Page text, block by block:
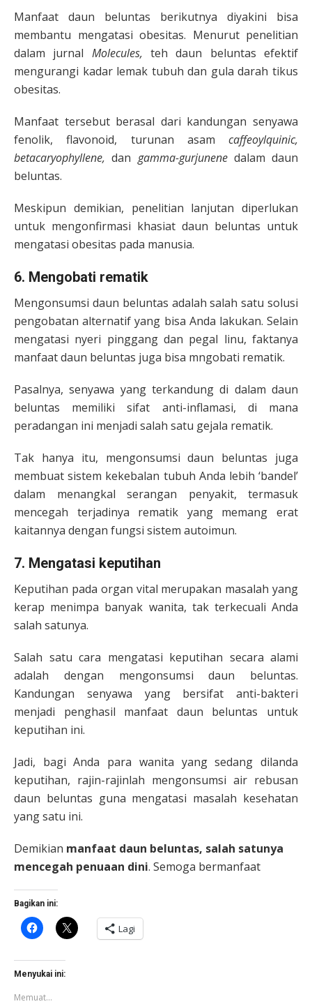
Manfaat daun beluntas berikutnya diyakini bisa
membantu mengatasi obesitas. Menurut penelitian
dalam jurnal Molecules,teh daun beluntas efektif
mengurangi kadar lemak tubuh dan gula darah tikus
obesitas.
Manfaat tersebut berasal dari kandungan senyawa
fenolik, flavonoid, turunan asam caffeoylquinic,
betacaryophyllene,dan gamma-gurjunene dalam daun
beluntas.
Meskipun demikian, penelitian lanjutan diperlukan
untuk mengonfirmasi khasiat daun beluntas untuk
mengatasi obesitas pada manusia.
6. Mengobati rematik
Mengonsumsi daun beluntas adalah salah satu solusi
pengobatan alternatif yang bisa Anda lakukan. Selain
mengatasi nyeri pinggang dan pegal linu, faktanya
manfaat daun beluntas juga bisa mngobati rematik.
Pasalnya, senyawa yang terkandung di dalam daun
beluntas memiliki sifat anti-inflamasi, di mana
peradangan ini menjadi salah satu gejala rematik.
Tak hanya itu, mengonsumsi daun beluntas juga
membuat sistem kekebalan tubuh Anda lebih ‘bandel’
dalam menangkal serangan penyakit, termasuk
mencegah terjadinya rematik yang memang erat
kaitannya dengan fungsi sistem autoimun.
7. Mengatasi keputihan
Keputihan pada organ vital merupakan masalah yang
kerap menimpa banyak wanita, tak terkecuali Anda
salah satunya.
Salah satu cara mengatasi keputihan secara alami
adalah dengan mengonsumsi daun beluntas.
Kandungan senyawa yang bersifat anti-bakteri
menjadi penghasil manfaat daun beluntas untuk
keputihan ini.
Jadi, bagi Anda para wanita yang sedang dilanda
keputihan, rajin-rajinlah mengonsumsi air rebusan
daun beluntas guna mengatasi masalah kesehatan
yang satu ini.
Demikian manfaat daun beluntas, salah satunya
mencegah penuaan dini. Semoga bermanfaat
Bagikan ini:
Klik
untuk
Facebook(Membuka
di
jendela
baru)
Klik
untuk
berbagi
Lagi
Menyukai ini:
Memuat...